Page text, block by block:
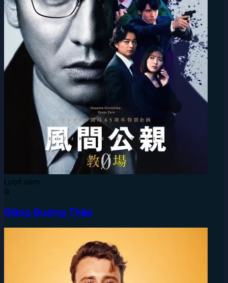
Lượt xem:
9
Giảng Đường Thép